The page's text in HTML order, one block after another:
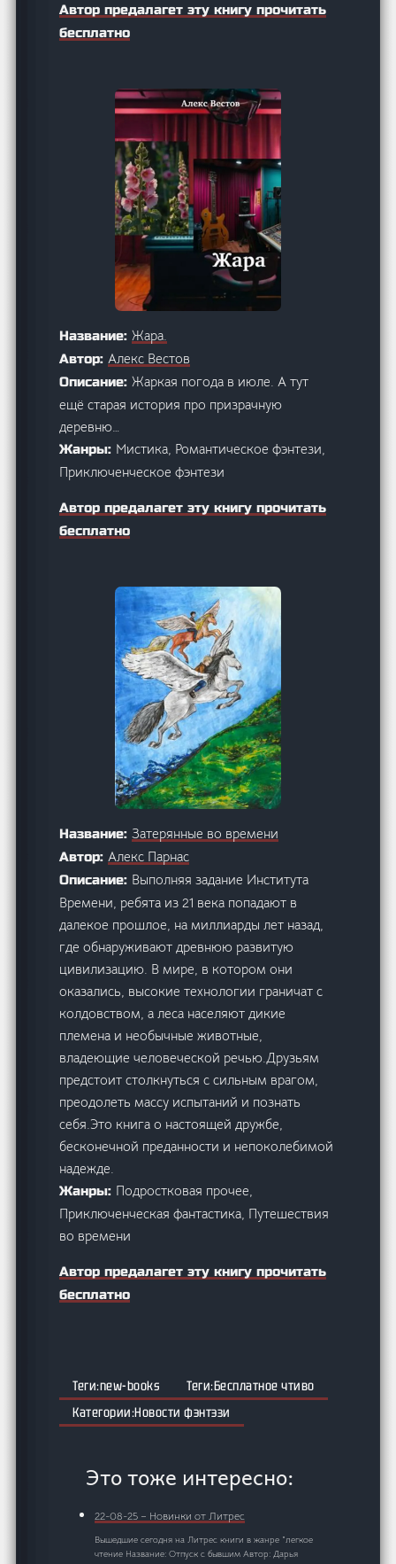
Автор предалагет эту книгу прочитать
бесплатно
Название:Жара.
Автор:Алекс Вестов
Описание:Жаркая погода в июле. А тут
ещё старая история про призрачную
деревню…
Жанры: Мистика, Романтическое фэнтези,
Приключенческое фэнтези
Автор предалагет эту книгу прочитать
бесплатно
Название:Затерянные во времени
Автор:Алекс Парнас
Описание: Выполняя задание Института
Времени, ребята из 21 века попадают в
далекое прошлое, на миллиарды лет назад,
где обнаруживают древнюю развитую
цивилизацию. В мире, в котором они
оказались, высокие технологии граничат с
колдовством, а леса населяют дикие
племена и необычные животные,
владеющие человеческой речью.Друзьям
предстоит столкнуться с сильным врагом,
преодолеть массу испытаний и познать
себя.Это книга о настоящей дружбе,
бесконечной преданности и непоколебимой
надежде.
Жанры: Подростковая прочее,
Приключенческая фантастика, Путешествия
во времени
Автор предалагет эту книгу прочитать
бесплатно
new-books
Бесплатное чтиво
Новости фэнтэзи
Это тоже интересно:
22-08-25 – Новинки от Литрес
Вышедшие сегодня на Литрес книги в жанре "легкое
чтение Название: Отпуск с бывшим Автор: Дарья